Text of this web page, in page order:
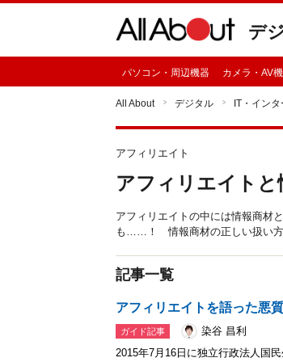
デ
パソコン・周辺機器 カメラ・AV
All About デジタル IT・インタ
アフィリエイト
アフィリエイトと
アフィリエイトの中には情報商材
も……！ 情報商材の正しい扱い方
記事一覧
アフィリエイトを語った悪
ガイド記事
染谷 昌利
2015年7月16日に独立行政法人国